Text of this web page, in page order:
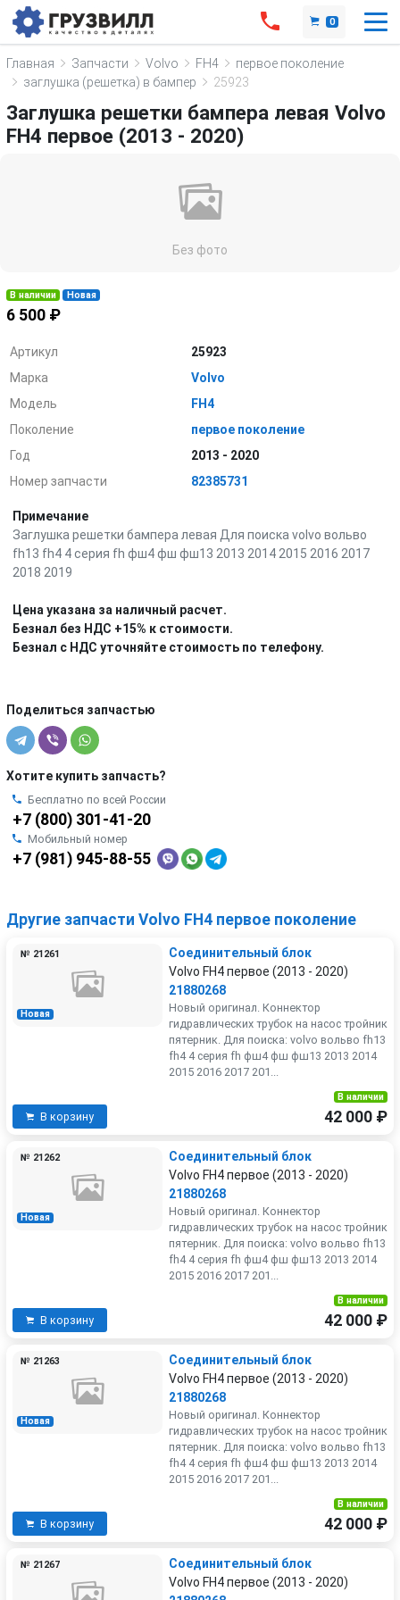
0
Главная Запчасти Volvo FH4
первое поколение
заглушка (решетка) в бампер
25923
Заглушка решетки бампера левая Volvo
FH4 первое (2013 - 2020)
Без фото
В наличии Новая
6 500 ₽
Артикул
25923
Марка
Volvo
Модель
FH4
Поколение
первое поколение
Год
2013 - 2020
Номер запчасти
82385731
Примечание
Заглушка решетки бампера левая Для поиска volvo вольво
fh13 fh4 4 серия fh фш4 фш фш13 2013 2014 2015 2016 2017
2018 2019
Цена указана за наличный расчет.
Безнал без НДС +15% к стоимости.
Безнал с НДС уточняйте стоимость по телефону.
Поделиться запчастью
Хотите купить запчасть?
Бесплатно по всей России
+7 (800) 301-41-20
Мобильный номер
+7 (981) 945-88-55
Другие запчасти Volvo FH4 первое поколение
Новая
№ 21261
Соединительный блок
Volvo FH4 первое (2013 - 2020)
21880268
Новый оригинал. Коннектор
гидравлических трубок на насос тройник
пятерник. Для поиска: volvo вольво fh13
fh4 4 серия fh фш4 фш фш13 2013 2014
2015 2016 2017 201...
В корзину
В наличии
42 000 ₽
Новая
№ 21262
Соединительный блок
Volvo FH4 первое (2013 - 2020)
21880268
Новый оригинал. Коннектор
гидравлических трубок на насос тройник
пятерник. Для поиска: volvo вольво fh13
fh4 4 серия fh фш4 фш фш13 2013 2014
2015 2016 2017 201...
В корзину
В наличии
42 000 ₽
Новая
№ 21263
Соединительный блок
Volvo FH4 первое (2013 - 2020)
21880268
Новый оригинал. Коннектор
гидравлических трубок на насос тройник
пятерник. Для поиска: volvo вольво fh13
fh4 4 серия fh фш4 фш фш13 2013 2014
2015 2016 2017 201...
В корзину
В наличии
42 000 ₽
№ 21267
Соединительный блок
Volvo FH4 первое (2013 - 2020)